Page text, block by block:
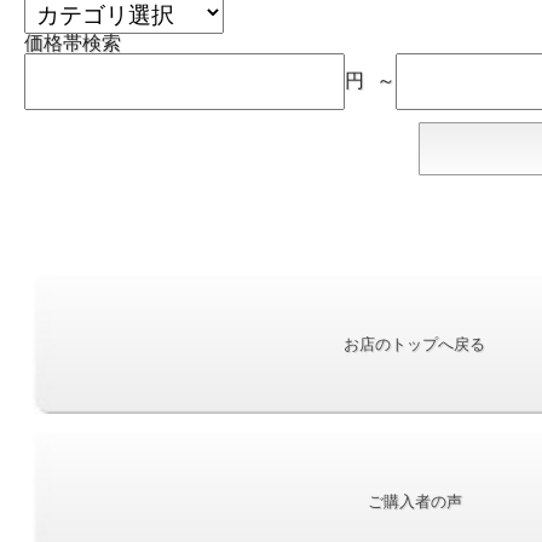
価格帯検索
円 ～
お店のトップへ戻る
ご購入者の声